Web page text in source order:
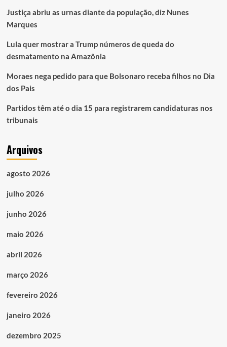
Justiça abriu as urnas diante da população, diz Nunes
Marques
Lula quer mostrar a Trump números de queda do
desmatamento na Amazônia
Moraes nega pedido para que Bolsonaro receba filhos no Dia
dos Pais
Partidos têm até o dia 15 para registrarem candidaturas nos
tribunais
Arquivos
agosto 2026
julho 2026
junho 2026
maio 2026
abril 2026
março 2026
fevereiro 2026
janeiro 2026
dezembro 2025